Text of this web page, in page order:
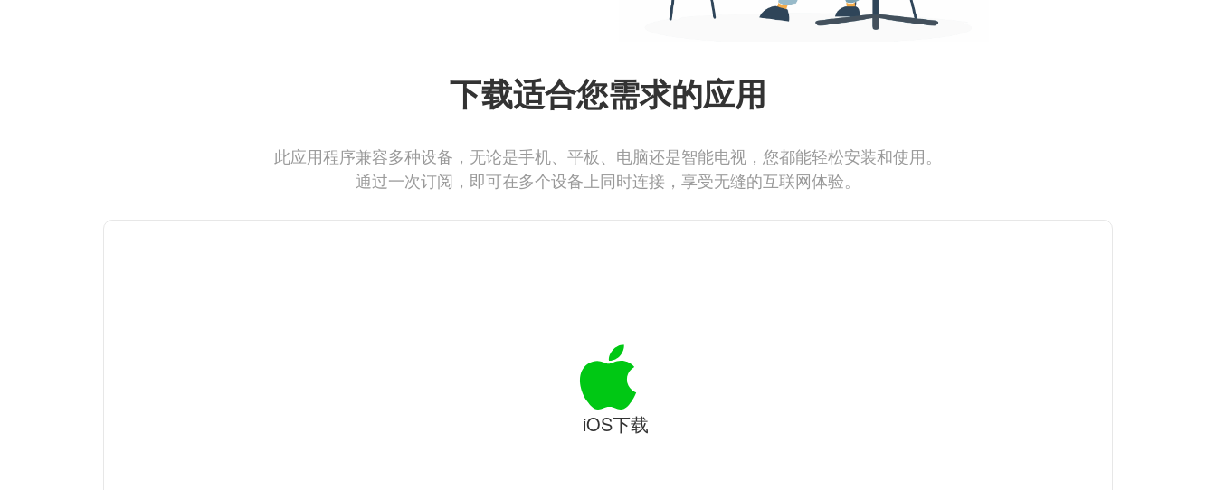
下载适合您需求的应用
此应用程序兼容多种设备，无论是手机、平板、电脑还是智能电视，您都能轻松安装和使用。
通过一次订阅，即可在多个设备上同时连接，享受无缝的互联网体验。
iOS下载